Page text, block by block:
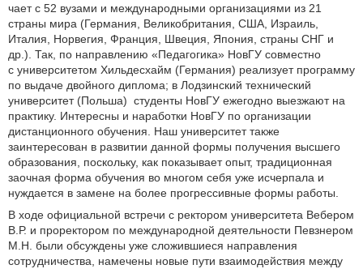
чает с 52 вузами и между­народными организациями из 21
страны мира (Германия, Велико­британия, США, Израиль,
Италия, Норвегия, Франция, Швеция, Япония, страны СНГ и
др.). Так, по направлению «Педагогика» НовГУ совместно
с университетом Хильдесхайм (Германия) реализует программу
по выдаче двойного диплома; в Лодзинский технический
университет (Польша) студенты НовГУ ежегодно выезжают на
практику. Интересны и наработки НовГУ по организации
дистанционного обучения. Наш университет также
заинтересован в развитии данной формы получения высшего
образования, поскольку, как показывает опыт, традиционная
заочная форма обучения во многом себя уже исчерпала и
нуждается в замене на более прогрессивные формы работы.
В ходе официальной встречи с ректором университета Вебером
В.Р. и проректором по международной деятельности Певзнером
М.Н. были обсуждены уже сложившиеся направления
сотрудничества, намечены новые пути взаимодействия между